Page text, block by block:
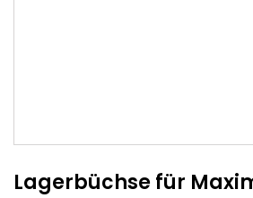
Lagerbüchse für